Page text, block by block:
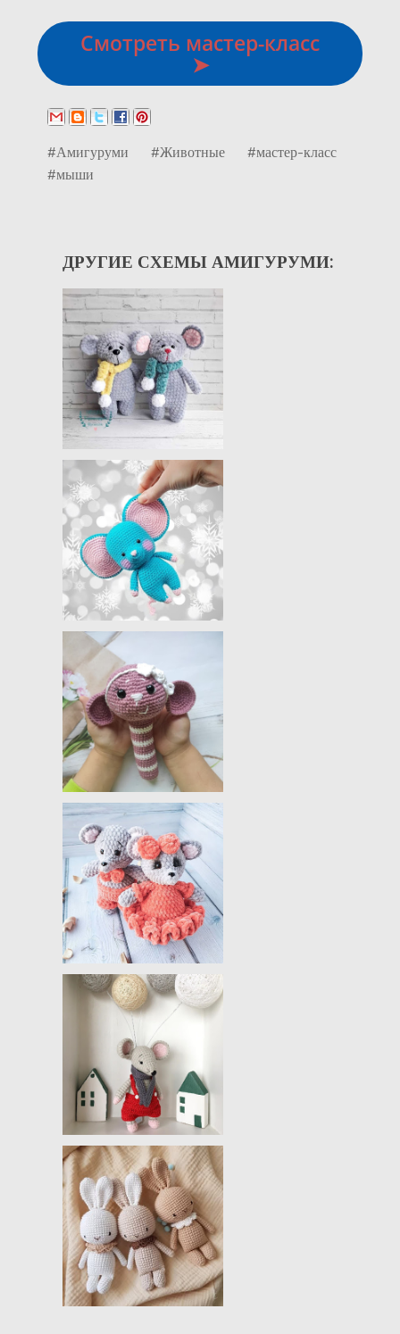
Смотреть мастер-класс
➤
#Амигуруми #Животные
#мастер-класс
#мыши
ДРУГИЕ СХЕМЫ АМИГУРУМИ: